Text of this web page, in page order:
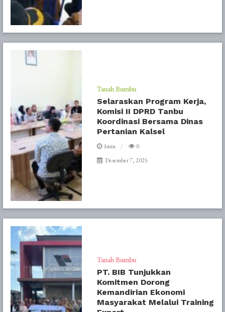
Tanah Bumbu
Selaraskan Program Kerja,
Komisi II DPRD Tanbu
Koordinasi Bersama Dinas
Pertanian Kalsel
1min
0
Desember 7, 2025
Tanah Bumbu
PT. BIB Tunjukkan
Komitmen Dorong
Kemandirian Ekonomi
Masyarakat Melalui Training